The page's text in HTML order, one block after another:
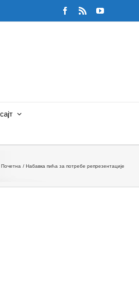
Facebook
Rss YouTube
Почетна Набавка пића за потребе репрезентације